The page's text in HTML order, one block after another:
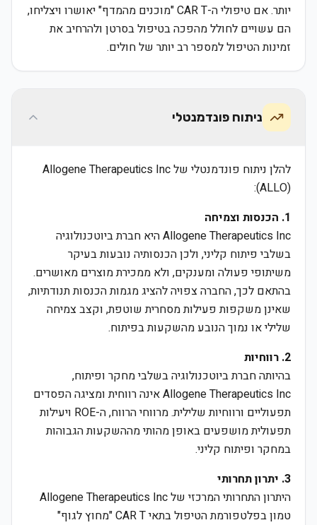
יותר. אם טיפולי ה-CAR T "מוכנים מהמדף" יאושרו ויצליחו,
הם עשויים לחולל מהפכה בטיפול בסרטן ולהרחיב את
זמינות הטיפול למספר רב יותר של חולים.
ניתוח פונדמנטלי
להלן ניתוח פונדמנטלי של Allogene Therapeutics Inc
(ALLO):
1. הכנסות וצמיחה
Allogene Therapeutics Inc היא חברת ביוטכנולוגיה
בשלבי פיתוח קליני, ולכן הכנסותיה נובעות בעיקר
משיתופי פעולה ומענקים, ולא ממכירת מוצרים מאושרים.
בהתאם לכך, החברה צפויה להציג מגמות הכנסות תנודתיות,
שאינן משקפות פעילות מסחרית שוטפת, וקצב צמיחה
שלילי או נמוך הנובע מהשקעות בפיתוח.
2. רווחיות
בהיותה חברת ביוטכנולוגיה בשלבי מחקר ופיתוח,
Allogene Therapeutics Inc אינה רווחית ומציגה הפסדים
תפעוליים ורווחיות שלילית. מרווחי הרווח, ה-ROE ויעילות
תפעולית מושפעים באופן מהותי מההשקעות הגבוהות
במחקר ופיתוח קליני.
3. יתרון תחרותי
היתרון התחרותי המרכזי של Allogene Therapeutics Inc
טמון בפלטפורמת הטיפול בתאי CAR T "מחוץ לגוף"